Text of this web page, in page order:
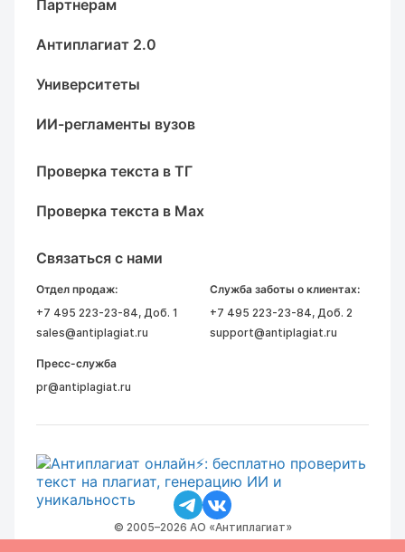
Партнерам
Антиплагиат 2.0
Университеты
ИИ-регламенты вузов
Проверка текста в ТГ
Проверка текста в Max
Связаться с нами
Отдел продаж:
+7 495 223-23-84, Доб. 1
sales@antiplagiat.ru
Служба заботы о клиентах:
+7 495 223-23-84, Доб. 2
support@antiplagiat.ru
Пресс-служба
pr@antiplagiat.ru
© 2005–2026 АО «Антиплагиат»